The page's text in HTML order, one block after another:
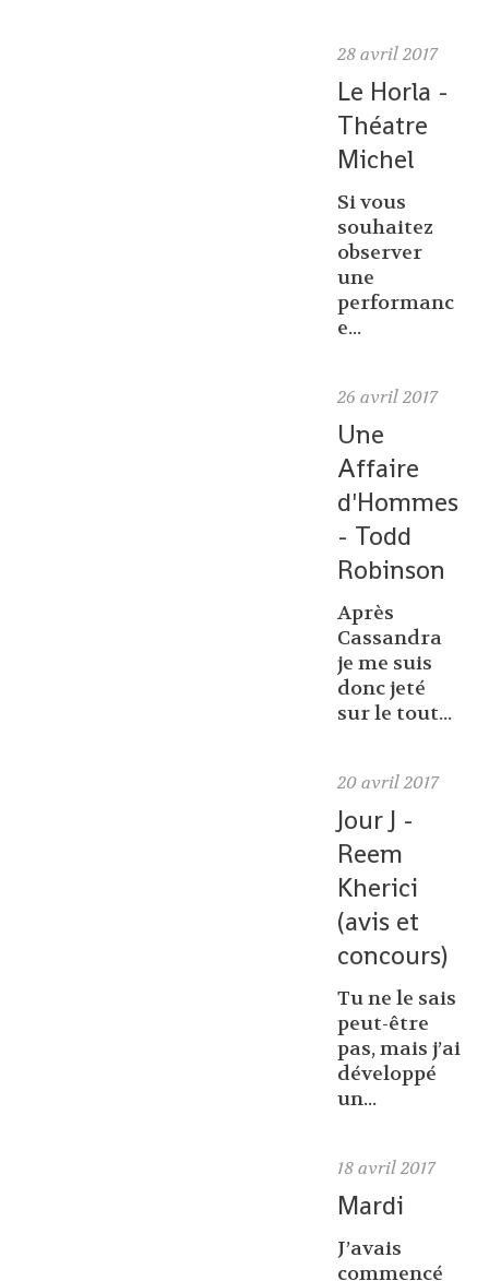
28 avril 2017
Le Horla -
Théatre
Michel
Si vous
souhaitez
observer
une
performanc
e...
26 avril 2017
Une
Affaire
d'Hommes
- Todd
Robinson
Après
Cassandra
je me suis
donc jeté
sur le tout...
20 avril 2017
Jour J -
Reem
Kherici
(avis et
concours)
Tu ne le sais
peut-être
pas, mais j’ai
développé
un...
18 avril 2017
Mardi
J’avais
commencé